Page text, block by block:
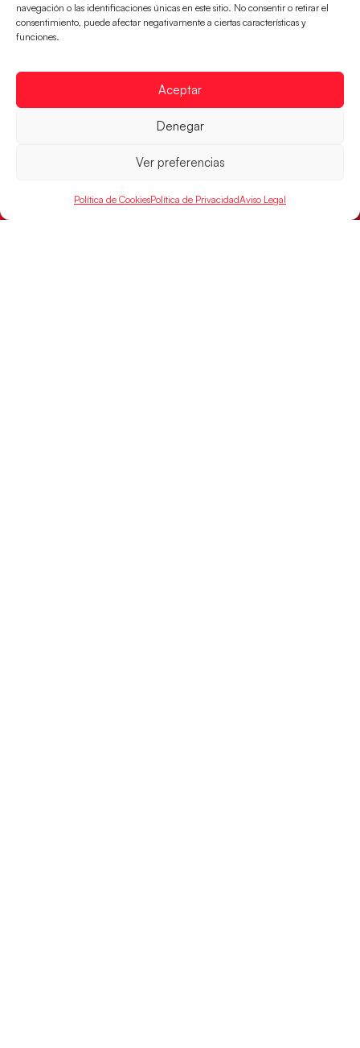
navegación o las identificaciones únicas en este sitio. No consentir o retirar el
consentimiento, puede afectar negativamente a ciertas características y
funciones.
Aceptar
Denegar
Ver preferencias
Política de CookiesPolítica de PrivacidadAviso Legal
Los Hispanos Juveniles jugarán las
semifinales del EHF EURO 2026
Los pupilos de Javier Márquez se han llevado el